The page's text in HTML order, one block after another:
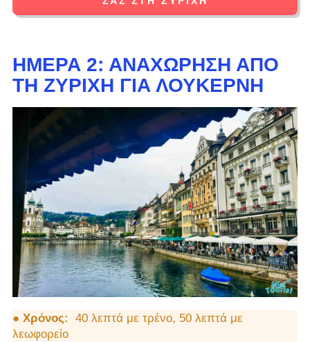
ΗΜΈΡΑ 2: ΑΝΑΧΏΡΗΣΗ ΑΠΌ
ΤΗ ΖΥΡΊΧΗ ΓΙΑ ΛΟΥΚΈΡΝΗ
● Χρόνος: 40 λεπτά με τρένο, 50 λεπτά με
λεωφορείο